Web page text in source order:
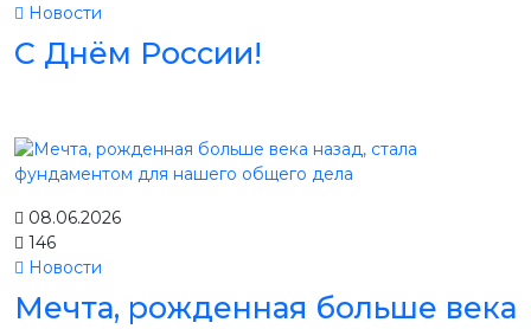
Новости
С Днём России!
08.06.2026
146
Новости
Мечта, рожденная больше века